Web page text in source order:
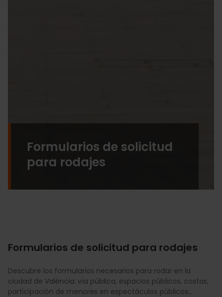
Formularios de solicitud
para rodajes
Formularios de solicitud para rodajes
Descubre los formularios necesarios para rodar en la
ciudad de València: vía pública, espacios públicos, costas,
participación de menores en espectáculos públicos…